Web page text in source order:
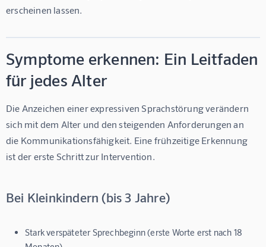
erscheinen lassen.
Symptome erkennen: Ein Leitfaden
für jedes Alter
Die Anzeichen einer expressiven Sprachstörung verändern
sich mit dem Alter und den steigenden Anforderungen an
die Kommunikationsfähigkeit. Eine frühzeitige Erkennung
ist der erste Schritt zur Intervention.
Bei Kleinkindern (bis 3 Jahre)
Stark verspäteter Sprechbeginn (erste Worte erst nach 18